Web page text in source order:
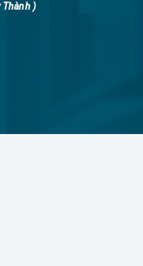
Thành )